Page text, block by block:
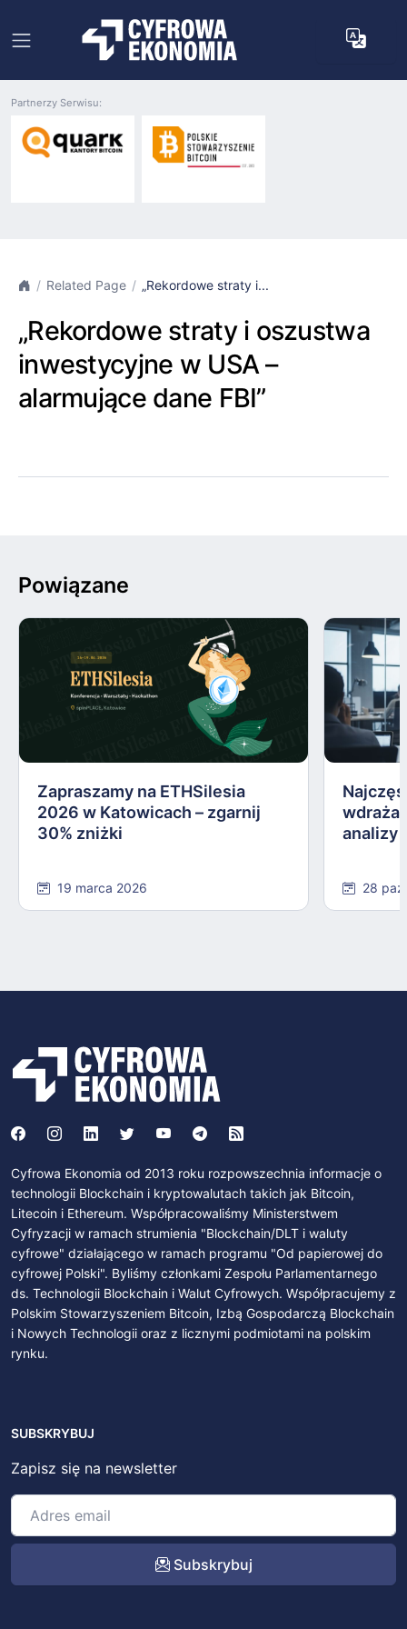
Partnerzy Serwisu:
Related Page „Rekordowe straty i...
„Rekordowe straty i oszustwa
inwestycyjne w USA –
alarmujące dane FBI”
Powiązane
Zapraszamy na ETHSilesia
2026 w Katowicach – zgarnij
30% zniżki
19 marca 2026
analizy
28
Cyfrowa Ekonomia od 2013 roku rozpowszechnia informacje o
technologii Blockchain i kryptowalutach takich jak Bitcoin,
Litecoin i Ethereum. Współpracowaliśmy Ministerstwem
Cyfryzacji w ramach strumienia "Blockchain/DLT i waluty
cyfrowe" działającego w ramach programu "Od papierowej do
cyfrowej Polski". Byliśmy członkami Zespołu Parlamentarnego
ds. Technologii Blockchain i Walut Cyfrowych. Współpracujemy z
Polskim Stowarzyszeniem Bitcoin, Izbą Gospodarczą Blockchain
i Nowych Technologii oraz z licznymi podmiotami na polskim
rynku.
SUBSKRYBUJ
Zapisz się na newsletter
Subskrybuj